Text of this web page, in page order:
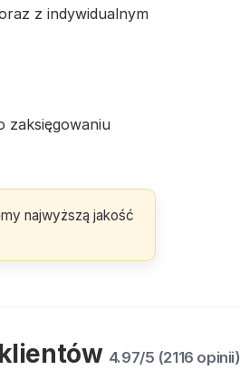
z indywidualnym
zaksięgowaniu
najwyższą jakość
4.97/5 (2116 opinii)